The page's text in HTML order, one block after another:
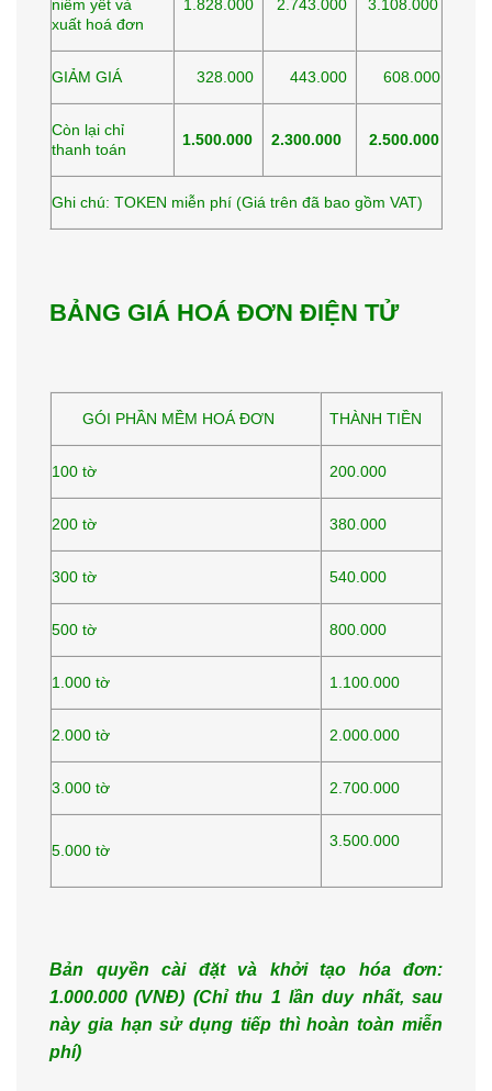
niêm yết và
xuất hoá đơn
1.828.000 2.743.000 3.108.000
GIẢM GIÁ 328.000 443.000 608.000
Còn lại chỉ
thanh toán
1.500.000 2.300.000 2.500.000
Ghi chú: TOKEN miễn phí (Giá trên đã bao gồm VAT)
BẢNG GIÁ HOÁ ĐƠN ĐIỆN TỬ
GÓI PHẦN MỀM HOÁ ĐƠN THÀNH TIỀN
100 tờ 200.000
200 tờ 380.000
300 tờ 540.000
500 tờ 800.000
1.000 tờ 1.100.000
2.000 tờ 2.000.000
3.000 tờ 2.700.000
5.000 tờ
3.500.000
Bản quyền cài đặt và khởi tạo hóa đơn:
1.000.000 (VNĐ) (Chỉ thu 1 lần duy nhất, sau
này gia hạnsử dụng tiếp thì hoàn toàn miễn
phí)